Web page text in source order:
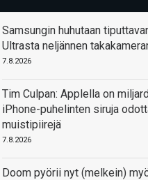
Samsungin huhutaan
Ultrasta neljännen
7.8.2026
Tim Culpan: Applella on
iPhone-puhelinten siruja
muistipiirejä
7.8.2026
Doom pyörii nyt (melkein)